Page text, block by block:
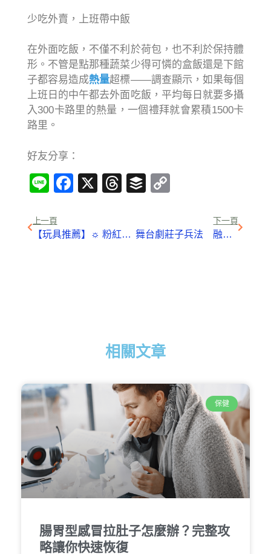
少吃外賣，上班帶中飯
在外面吃飯，不僅不利於荷包，也不利於保持體
形。不管是點那種蔬菜少得可憐的盒飯還是下館
子都容易造成熱量超標——調查顯示，如果每個
上班日的中午都去外面吃飯，平均每日就要多攝
入300卡路里的熱量，一個禮拜就會累積1500卡
路里。
好友分享：
LineFacebook
X Threads
BufferCopy
上一頁
【玩具推薦】☼ 粉紅豬小妹不倒翁-小屋溜滑梯組 ＆奶奶 ☼
下一頁
舞台劇莊子兵法 融入密室遊戲創意
相關文章
保健
腸胃型感冒拉肚子怎麼辦？完整攻
略讓你快速恢復